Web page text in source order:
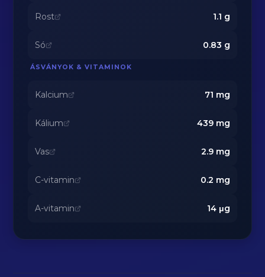
Rost 1.1 g
Só 0.83 g
ÁSVÁNYOK & VITAMINOK
Kalcium 71 mg
Kálium 439mg
Vas 2.9mg
C-vitamin 0.2 mg
A-vitamin 14μg